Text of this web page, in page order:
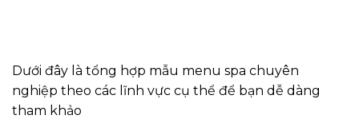
Dưới đây là tổng hợp mẫu menu spa chuyên
nghiệp theo các lĩnh vực cụ thể để bạn dễ dàng
tham khảo